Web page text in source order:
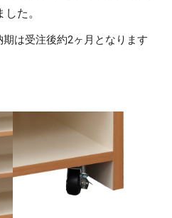
た。
は受注後約2ヶ月となります